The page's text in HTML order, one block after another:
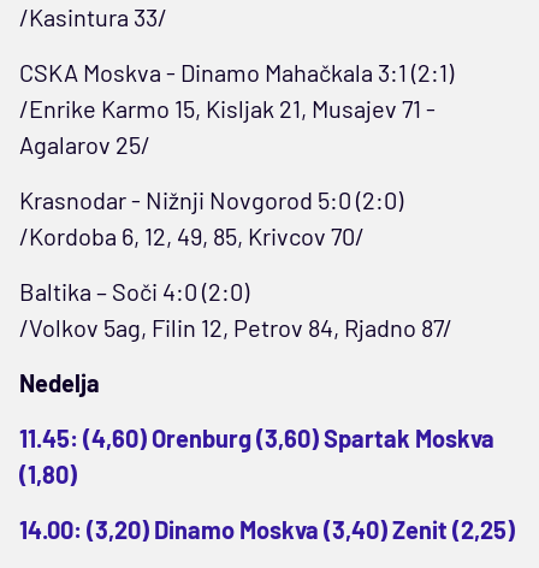
/Kasintura 33/
CSKA Moskva - Dinamo Mahačkala 3:1 (2:1)
/Enrike Karmo 15, Kisljak 21, Musajev 71 -
Agalarov 25/
Krasnodar - Nižnji Novgorod 5:0 (2:0)
/Kordoba 6, 12, 49, 85, Krivcov 70/
Baltika – Soči 4:0 (2:0)
/Volkov 5ag, Filin 12, Petrov 84, Rjadno 87/
Nedelja
11.45: (4,60) Orenburg (3,60) Spartak Moskva
(1,80)
14.00: (3,20) Dinamo Moskva (3,40) Zenit (2,25)